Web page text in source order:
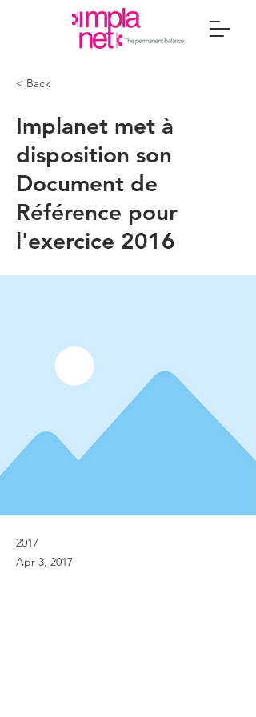
< Back
Implanet met à
disposition son
Document de
Référence pour
l'exercice 2016
2017
Apr 3, 2017